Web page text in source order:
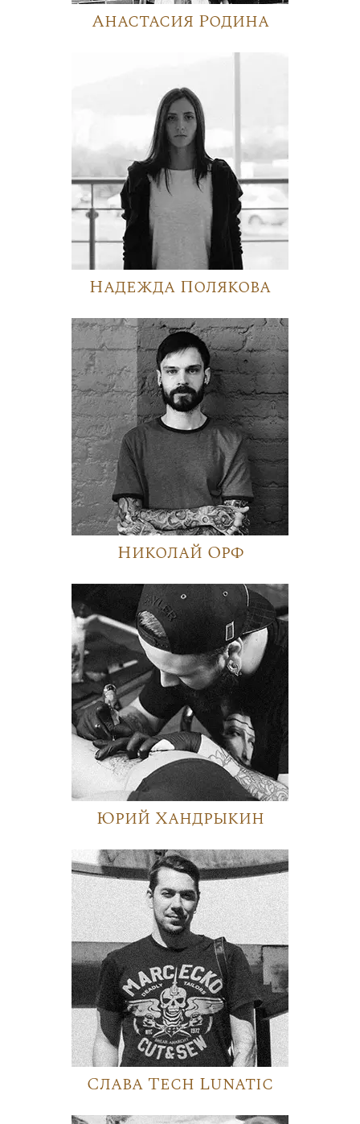
Анастасия Родина
Надежда Полякова
Николай Орф
Юрий Хандрыкин
Слава Tech Lunatic